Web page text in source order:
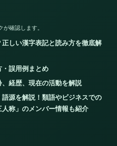
確認します。
正しい漢字表記と読み方を徹底解
・誤用例まとめ
経歴、現在の活動を解説
語源を解説！類語やビジネスでの
称」のメンバー情報も紹介